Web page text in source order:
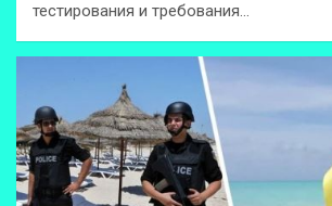
тестирования и требования…